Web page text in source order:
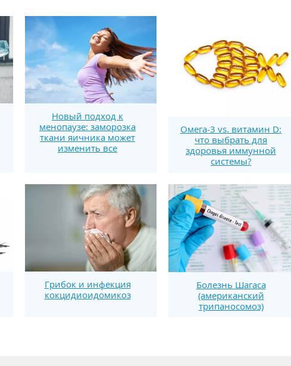
Новый подход к
менопаузе: заморозка
ткани яичника может
изменить все
Омега-3 vs. витамин D:
что выбрать для
здоровья иммунной
системы?
Грибок и инфекция
кокцидиоидомикоз
Болезнь Шагаса
(американский
трипаносомоз)